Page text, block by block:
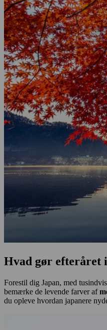
Hvad gør efteråret
Forestil dig Japan, med
bemærke de levende farver af
du opleve hvordan japanere